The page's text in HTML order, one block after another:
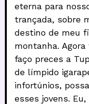
eterna para
trançada, sobre
destino de meu
montanha.
faço preces a
de límpido
infortúnios,
esses jovens.